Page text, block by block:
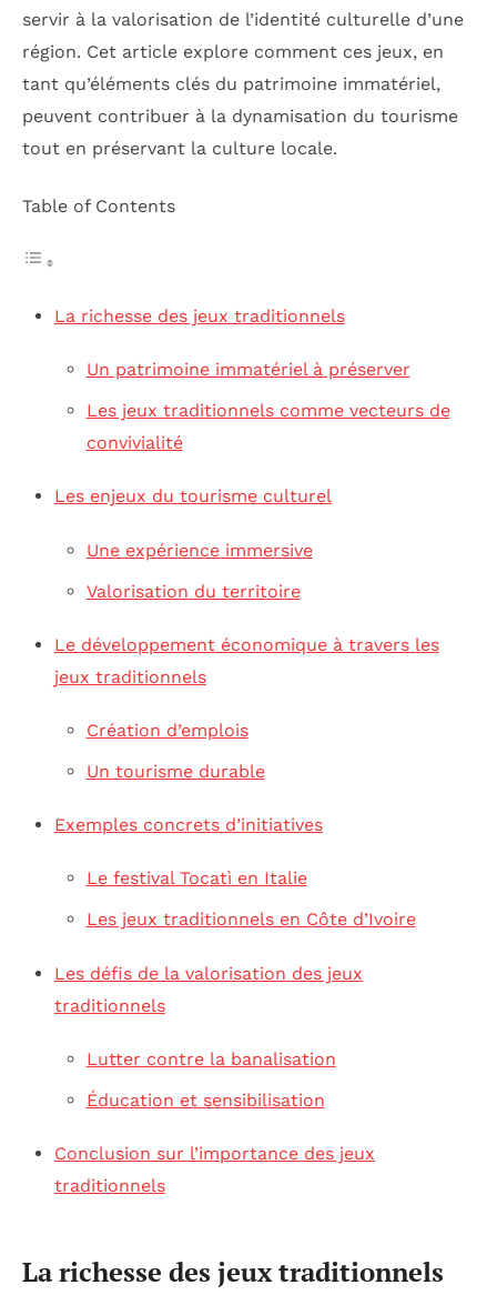
servir à la valorisation de l’identité culturelle d’une
région. Cet article explore comment ces jeux, en
tant qu’éléments clés du patrimoine immatériel,
peuvent contribuer à la dynamisation du tourisme
tout en préservant la culture locale.
Table of Contents
La richesse des jeux traditionnels
Un patrimoine immatériel à préserver
Les jeux traditionnels comme vecteurs de
convivialité
Les enjeux du tourisme culturel
Une expérience immersive
Valorisation du territoire
Le développement économique à travers les
jeux traditionnels
Création d’emplois
Un tourisme durable
Exemples concrets d’initiatives
Le festival Tocatì en Italie
Les jeux traditionnels en Côte d’Ivoire
Les défis de la valorisation des jeux
traditionnels
Lutter contre la banalisation
Éducation et sensibilisation
Conclusion sur l’importance des jeux
traditionnels
La richesse des jeux traditionnels